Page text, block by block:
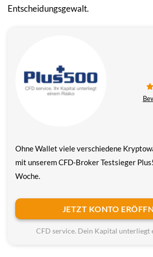
Entscheidungsgewalt.
Ohne Wallet viele verschiedene
mit unserem CFD-Broker Testsieger
Woche.
JETZT KONTO
CFD service. Dein Kapital unterliegt